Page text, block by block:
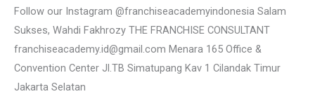
Follow our Instagram @franchiseacademyindonesia Salam
Sukses, Wahdi Fakhrozy THE FRANCHISE CONSULTANT
franchiseacademy.id@gmail.com Menara 165 Office &
Convention Center Jl.TB Simatupang Kav 1 Cilandak Timur
Jakarta Selatan